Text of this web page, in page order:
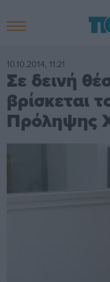
10.10.2014, 11:21
Σε δεινή
βρίσκεται
Πρόληψης